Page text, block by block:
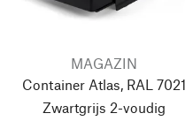
MAGAZIN
Container Atlas, RAL 7021
Zwartgrijs 2-voudig